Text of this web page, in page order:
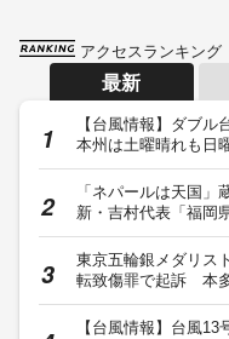
アクセスランキング
最新
【台風情報】ダブ
本州は土曜晴れも日
「ネパールは天国
新・吉村代表「福岡
東京五輪銀メダリス
転致傷罪で起訴 本
【台風情報】台風